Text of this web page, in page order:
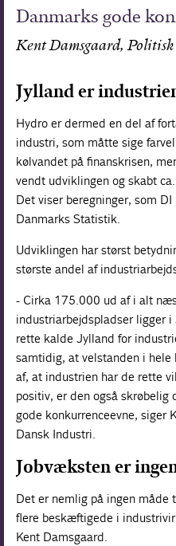
Danmarks gode
Kent Damsgaard,
Jylland er
Hydro er dermed en del af
industri, som måtte sige
kølvandet på finanskrisen,
vendt udviklingen og skabt
Det viser beregninger, som
Danmarks Statistik.
Udviklingen har størst
største andel af
- Cirka 175.000 ud af i alt
industriarbejdspladser ligger
rette kalde Jylland for
samtidig, at velstanden i
af, at industrien har de rette
positiv, er den også
gode konkurrenceevne, siger
Dansk Industri.
Jobvæksten er
Det er nemlig på ingen
flere beskæftigede i
Kent Damsgaard.